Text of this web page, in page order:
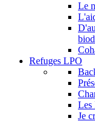
Le
Refuges LPO
Les
Je